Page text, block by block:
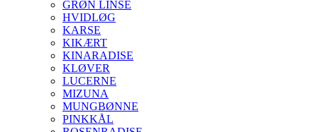
GRØN LINSE
HVIDLØG
KARSE
KIKÆRT
KINARADISE
KLØVER
LUCERNE
MIZUNA
MUNGBØNNE
PINKKÅL